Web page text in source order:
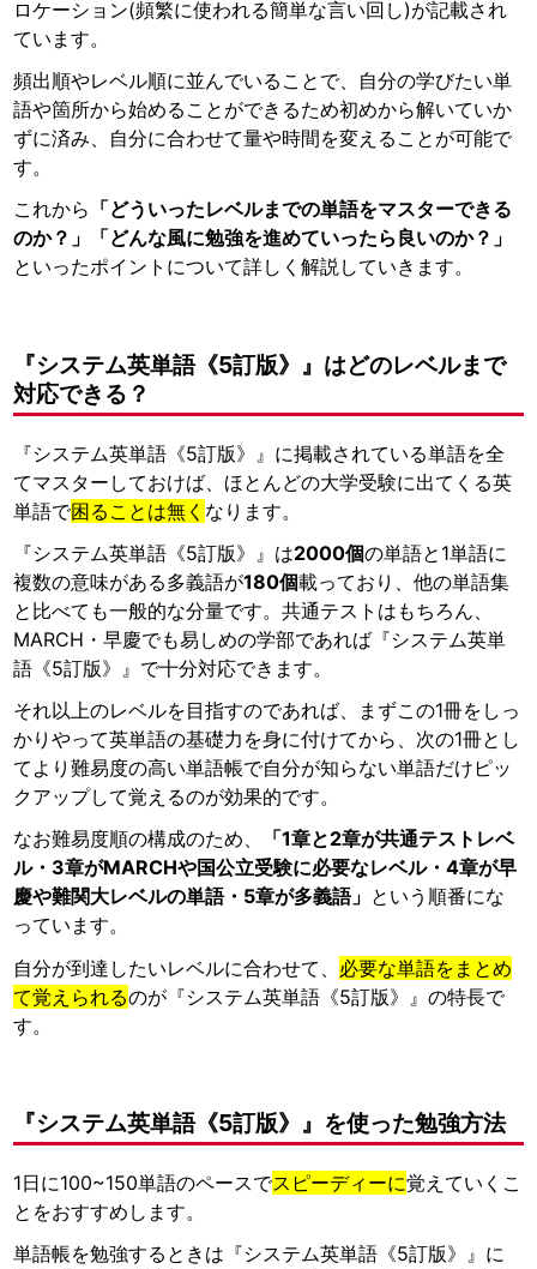
ロケーション(頻繁に使われる簡単な言い回し)が記載され
ています。
頻出順やレベル順に並んでいることで、自分の学びたい単
語や箇所から始めることができるため初めから解いていか
ずに済み、自分に合わせて量や時間を変えることが可能で
す。
これから 「どういったレベルまでの単語をマスターできる
のか？」「どんな風に勉強を進めていったら良いのか？」
といったポイントについて詳しく解説していきます。
『システム英単語《5訂版》』はどのレベルまで
対応できる？
『システム英単語《5訂版》』に掲載されている単語を全
てマスターしておけば、ほとんどの大学受験に出てくる英
単語で困ることは無く なります。
『システム英単語《5訂版》』は2000個の単語と1単語に
複数の意味がある多義語が180個載っており、他の単語集
と比べても一般的な分量です。共通テストはもちろん、
MARCH・早慶でも易しめの学部であれば『システム英単
語《5訂版》』で十分対応できます。
それ以上のレベルを目指すのであれば、まずこの1冊をしっ
かりやって英単語の基礎力を身に付けてから、次の1冊とし
てより難易度の高い単語帳で自分が知らない単語だけピッ
クアップして覚えるのが効果的です。
なお難易度順の構成のため、
「1章と2章が共通テストレベ
ル・3章がMARCHや国公立受験に必要なレベル・4章が早
慶や難関大レベルの単語・5章が多義語」 という順番にな
っています。
自分が到達したいレベルに合わせて、 必要な単語をまとめ
て覚えられるのが『システム英単語《5訂版》』の特長で
す。
『システム英単語《5訂版》』を使った勉強方法
1日に100~150単語のペースでスピーディーに覚えていくこ
とをおすすめします。
単語帳を勉強するときは『システム英単語《5訂版》』に